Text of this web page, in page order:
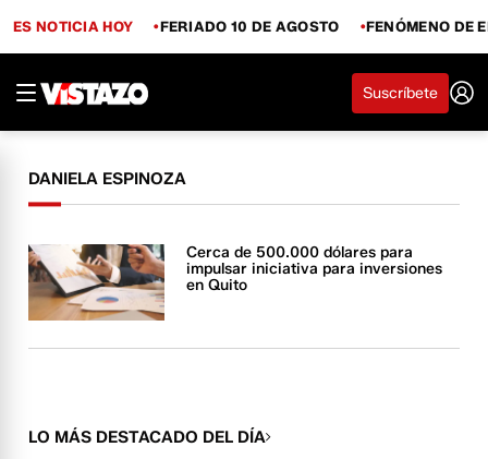
ES NOTICIA HOY FERIADO 10 DE AGOSTO FENÓMENO DE
Suscríbete
DANIELA ESPINOZA
Cerca de 500.000 dólares para
impulsar iniciativa para inversiones
en Quito
LO MÁS DESTACADO DEL DÍA